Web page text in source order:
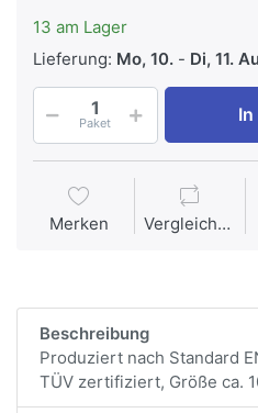
13 am Lager
Lieferung: Mo, 10. - Di, 11.
Paket
Merken Vergleichen
Beschreibung
Produziert nach Standard
TÜV zertifiziert, Größe ca.